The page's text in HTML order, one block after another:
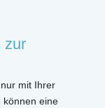
zur
mit Ihrer
können eine